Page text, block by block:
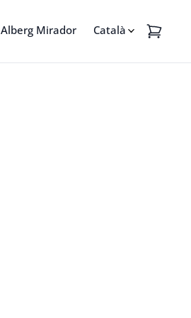
Alberg Mirador Català